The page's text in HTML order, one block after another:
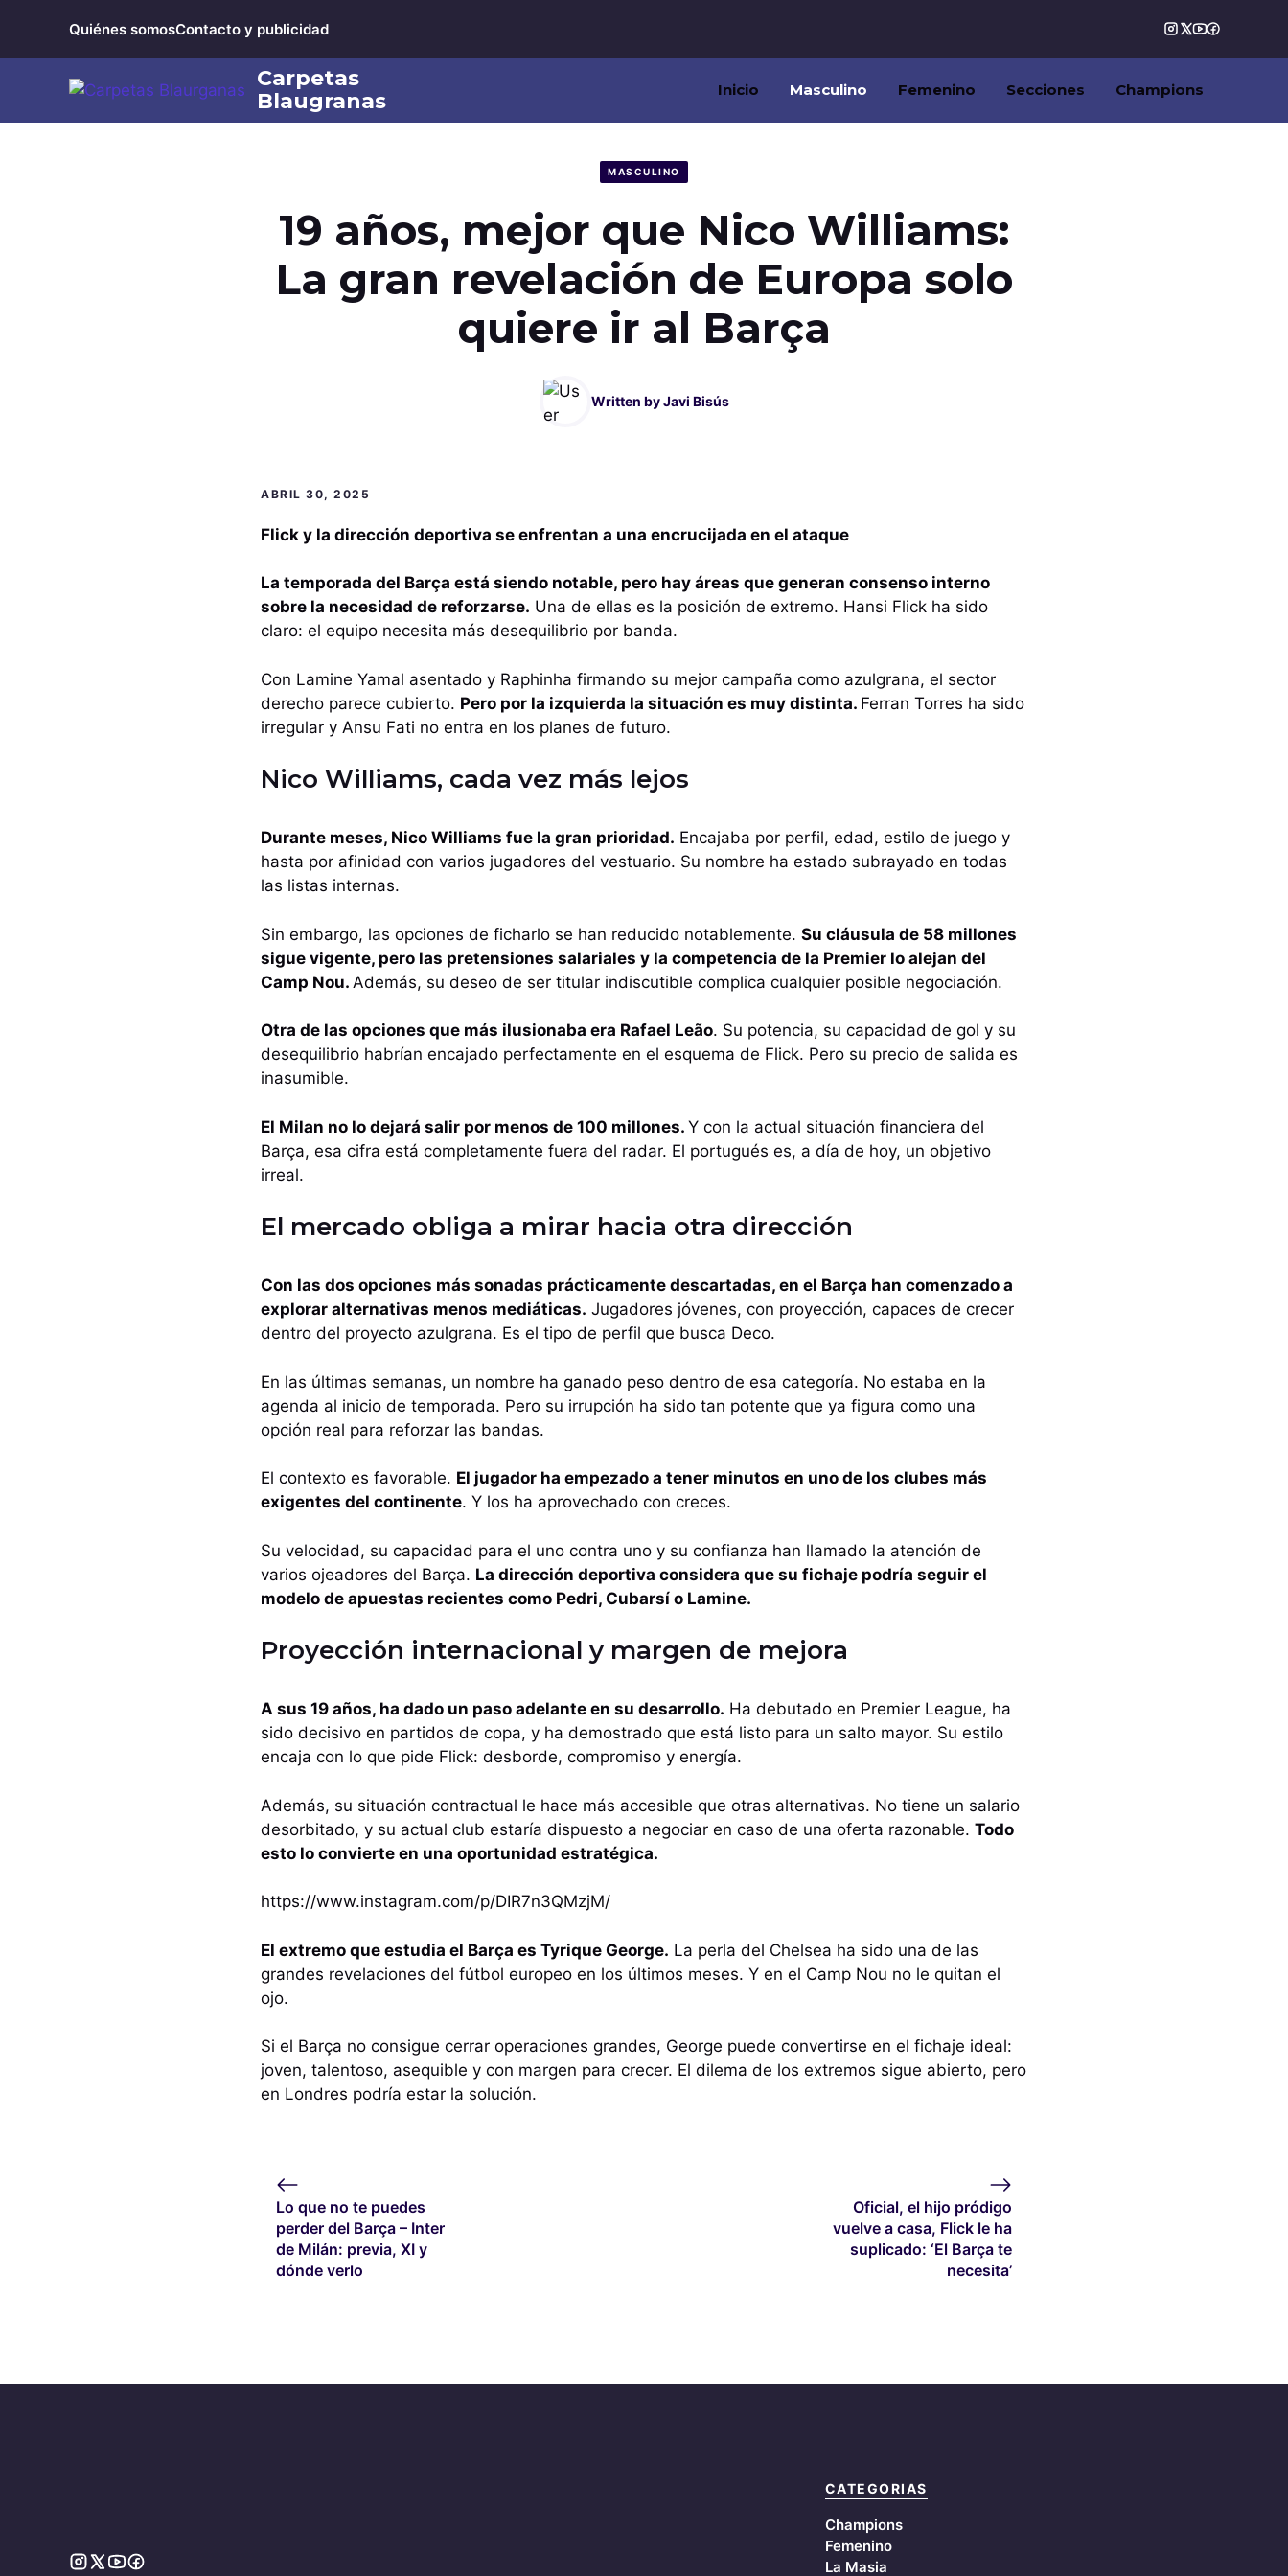
contenido
Quiénes somosContacto y publicidad
Inicio Masculino Femenino Secciones Champions
MASCULINO
19 años, mejor que Nico Williams:
La gran revelación de Europa solo
quiere ir al Barça
Written byJavi Bisús
ABRIL 30, 2025
Flick y la dirección deportiva se enfrentan a una encrucijada en el ataque
La temporada del Barça está siendo notable, pero hay áreas que generan consenso interno
sobre la necesidad de reforzarse. Una de ellas es la posición de extremo. Hansi Flick ha sido
claro: el equipo necesita más desequilibrio por banda.
Con Lamine Yamal asentado y Raphinha firmando su mejor campaña como azulgrana, el sector
derecho parece cubierto. Pero por la izquierda la situación es muy distinta. Ferran Torres ha sido
irregular y Ansu Fati no entra en los planes de futuro.
Nico Williams, cada vez más lejos
Durante meses, Nico Williams fue la gran prioridad. Encajaba por perfil, edad, estilo de juego y
hasta por afinidad con varios jugadores del vestuario. Su nombre ha estado subrayado en todas
las listas internas.
Sin embargo, las opciones de ficharlo se han reducido notablemente. Su cláusula de 58 millones
sigue vigente, pero las pretensiones salariales y la competencia de la Premier lo alejan del
Camp Nou. Además, su deseo de ser titular indiscutible complica cualquier posible negociación.
Otra de las opciones que más ilusionaba era Rafael Leão. Su potencia, su capacidad de gol y su
desequilibrio habrían encajado perfectamente en el esquema de Flick. Pero su precio de salida es
inasumible.
El Milan no lo dejará salir por menos de 100 millones. Y con la actual situación financiera del
Barça, esa cifra está completamente fuera del radar. El portugués es, a día de hoy, un objetivo
irreal.
El mercado obliga a mirar hacia otra dirección
Con las dos opciones más sonadas prácticamente descartadas, en el Barça han comenzado a
explorar alternativas menos mediáticas. Jugadores jóvenes, con proyección, capaces de crecer
dentro del proyecto azulgrana. Es el tipo de perfil que busca Deco.
En las últimas semanas, un nombre ha ganado peso dentro de esa categoría. No estaba en la
agenda al inicio de temporada. Pero su irrupción ha sido tan potente que ya figura como una
opción real para reforzar las bandas.
El contexto es favorable. El jugador ha empezado a tener minutos en uno de los clubes más
exigentes del continente. Y los ha aprovechado con creces.
Su velocidad, su capacidad para el uno contra uno y su confianza han llamado la atención de
varios ojeadores del Barça. La dirección deportiva considera que su fichaje podría seguir el
modelo de apuestas recientes como Pedri, Cubarsí o Lamine.
Proyección internacional y margen de mejora
A sus 19 años, ha dado un paso adelante en su desarrollo. Ha debutado en Premier League, ha
sido decisivo en partidos de copa, y ha demostrado que está listo para un salto mayor. Su estilo
encaja con lo que pide Flick: desborde, compromiso y energía.
Además, su situación contractual le hace más accesible que otras alternativas. No tiene un salario
desorbitado, y su actual club estaría dispuesto a negociar en caso de una oferta razonable. Todo
esto lo convierte en una oportunidad estratégica.
https://www.instagram.com/p/DIR7n3QMzjM/
El extremo que estudia el Barça es Tyrique George. La perla del Chelsea ha sido una de las
grandes revelaciones del fútbol europeo en los últimos meses. Y en el Camp Nou no le quitan el
ojo.
Si el Barça no consigue cerrar operaciones grandes, George puede convertirse en el fichaje ideal:
joven, talentoso, asequible y con margen para crecer. El dilema de los extremos sigue abierto, pero
en Londres podría estar la solución.
Lo que no te puedes
perder del Barça – Inter
de Milán: previa, XI y
dónde verlo
Oficial, el hijo pródigo
vuelve a casa, Flick le ha
suplicado: ‘El Barça te
necesita’
CATEGORIAS
Champions
Femenino
La Masia